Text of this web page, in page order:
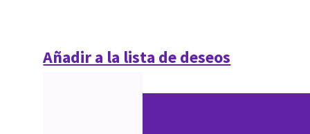
Añadir a la lista de deseos